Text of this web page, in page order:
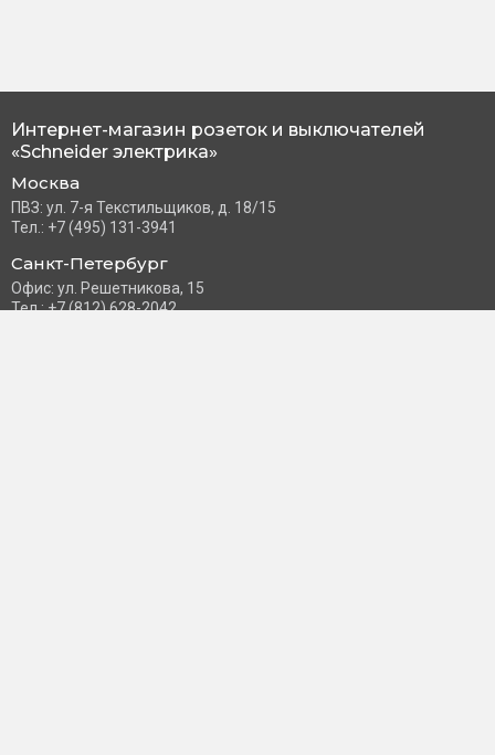
Интернет-магазин розеток и выключателей
«Schneider электрика»
Москва
ПВЗ: ул. 7-я Текстильщиков, д. 18/15
Тел.: +7 (495) 131-3941
Санкт-Петербург
Офис: ул. Решетникова, 15
Тел.: +7 (812) 628-2042